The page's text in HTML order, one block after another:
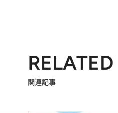
関連記事